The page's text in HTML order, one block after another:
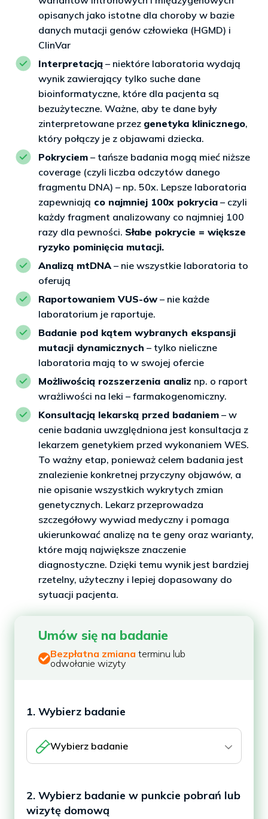
opisanych jako istotne dla choroby w bazie
danych mutacji genów człowieka (HGMD) i
ClinVar
Interpretacją – niektóre laboratoria wydają
wynik zawierający tylko suche dane
bioinformatyczne, które dla pacjenta są
bezużyteczne. Ważne, aby te dane były
zinterpretowane przez genetyka klinicznego,
który połączy je z objawami dziecka.
Pokryciem – tańsze badania mogą mieć niższe
coverage (czyli liczba odczytów danego
fragmentu DNA) – np. 50x. Lepsze laboratoria
zapewniają co najmniej 100x pokrycia – czyli
każdy fragment analizowany co najmniej 100
razy dla pewności. Słabe pokrycie = większe
ryzyko pominięcia mutacji.
Analizą mtDNA – nie wszystkie laboratoria to
oferują
Raportowaniem VUS-ów – nie każde
laboratorium je raportuje.
Badanie pod kątem wybranych ekspansji
mutacji dynamicznych – tylko nieliczne
laboratoria mają to w swojej ofercie
Możliwością rozszerzenia analiz np. o raport
wrażliwości na leki – farmakogenomiczny.
Konsultacją lekarską przed badaniem – w
cenie badania uwzględniona jest konsultacja z
lekarzem genetykiem przed wykonaniem WES.
To ważny etap, ponieważ celem badania jest
znalezienie konkretnej przyczyny objawów, a
nie opisanie wszystkich wykrytych zmian
genetycznych. Lekarz przeprowadza
szczegółowy wywiad medyczny i pomaga
ukierunkować analizę na te geny oraz warianty,
które mają największe znaczenie
diagnostyczne. Dzięki temu wynik jest bardziej
rzetelny, użyteczny i lepiej dopasowany do
sytuacji pacjenta.
Umów się na badanie
Bezpłatna zmiana terminu lub
odwołanie wizyty
1. Wybierz badanie
Wybierz badanie
2. Wybierz badanie w punkcie pobrań lub
wizytę domową